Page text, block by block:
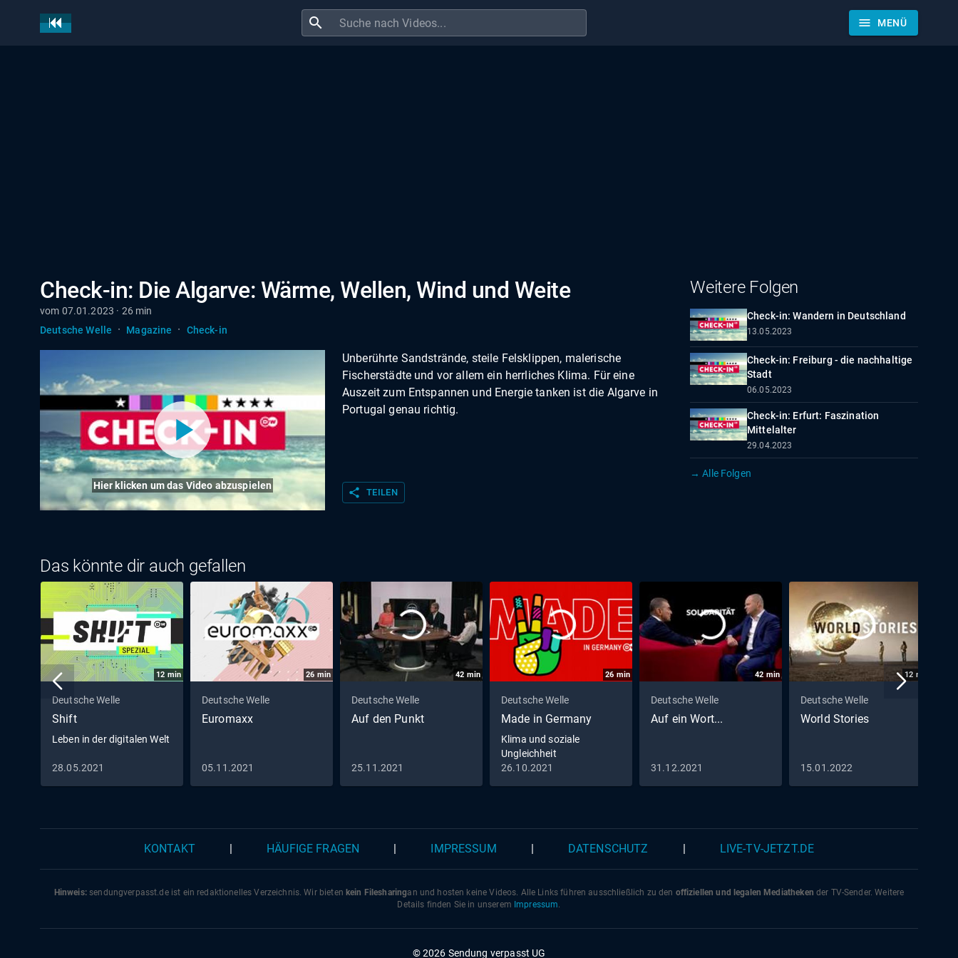
search menu MENÜ
Check-in: Die Algarve: Wärme, Wellen, Wind und Weite
vom 07.01.2023 · 26 min
Deutsche Welle
· Magazine · Check-in
Hier klicken um das Video abzuspielen
Unberührte Sandstrände, steile Felsklippen, malerische
Fischerstädte und vor allem ein herrliches Klima. Für eine
Auszeit zum Entspannen und Energie tanken ist die Algarve in
Portugal genau richtig.
share TEILEN
Weitere Folgen
Check-in: Wandern in Deutschland
13.05.2023
Check-in: Freiburg - die nachhaltige
Stadt
06.05.2023
Check-in: Erfurt: Faszination
Mittelalter
29.04.2023
→ Alle Folgen
Das könnte dir auch gefallen
12 min
Deutsche Welle
Shift
Leben in der digitalen Welt
28.05.2021
26 min
Deutsche Welle
Euromaxx
05.11.2021
42 min
Deutsche Welle
Auf den Punkt
25.11.2021
26 min
Deutsche Welle
Made in Germany
Klima und soziale
Ungleichheit
26.10.2021
42 min
Deutsche Welle
Auf ein Wort...
31.12.2021
12 min
Deutsche Welle
World Stories
15.01.2022
KONTAKT HÄUFIGE FRAGEN IMPRESSUM DATENSCHUTZ LIVE-TV-JETZT.DE
Hinweis:sendungverpasst.deist ein redaktionelles Verzeichnis. Wir bieten kein Filesharingan und hosten keine Videos. Alle Links führen ausschließlich zu den offiziellen und legalen Mediatheken der TV-Sender. Weitere
Details finden Sie in unserem Impressum.
© 2026 Sendung verpasst UG